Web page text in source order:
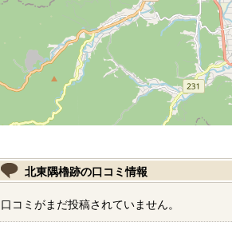
北東隅櫓跡の口コミ情報
口コミがまだ投稿されていません。